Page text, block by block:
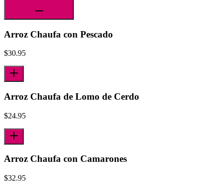
Arroz Chaufa con Pescado
$30.95
Arroz Chaufa de Lomo de Cerdo
$24.95
Arroz Chaufa con Camarones
$32.95